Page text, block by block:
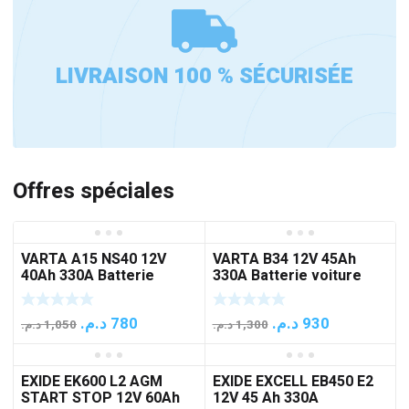
LIVRAISON 100 % SÉCURISÉE
Offres spéciales
VARTA A15 NS40 12V
40Ah 330A Batterie
voiture
1,050د.م.
Le
était :
780 د.م.
est :
VARTA B34 12V 45Ah
330A Batterie voiture
1,300د.م.
Le
était :
930 د.م.
Le
est :
EXIDE EK600 L2 AGM
START STOP 12V 60Ah
EXIDE EXCELL EB450 E2
12V 45 Ah 330A